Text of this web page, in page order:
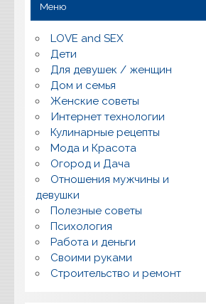
Меню
LOVE and SEX
Дети
Для девушек / женщин
Дом и семья
Женские советы
Интернет технологии
Кулинарные рецепты
Мода и Красота
Огород и Дача
Отношения мужчины и
девушки
Полезные советы
Психология
Работа и деньги
Своими руками
Строительство и ремонт